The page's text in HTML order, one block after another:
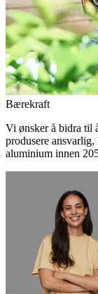
Bærekraft
Vi ønsker å bidra til
produsere
aluminium innen